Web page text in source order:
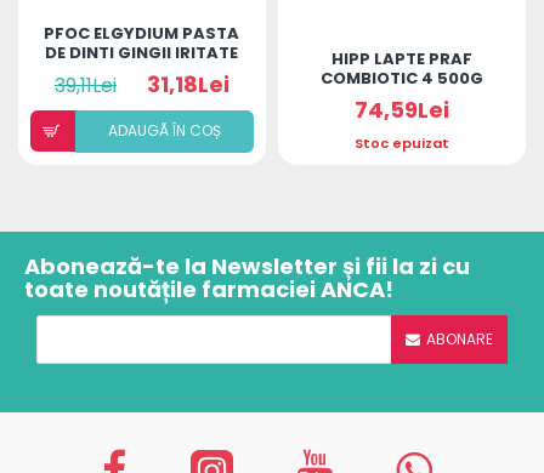
PFOC ELGYDIUM PASTA
DE DINTI GINGII IRITATE
75 ML
39,11Lei 31,18Lei
ADAUGÃ ÎN COȘ
HIPP LAPTE PRAF
COMBIOTIC 4 500G
74,59Lei
Stoc epuizat
Abonează-te la Newsletter și fii la zi cu
toate noutățile farmaciei ANCA!
ABONARE